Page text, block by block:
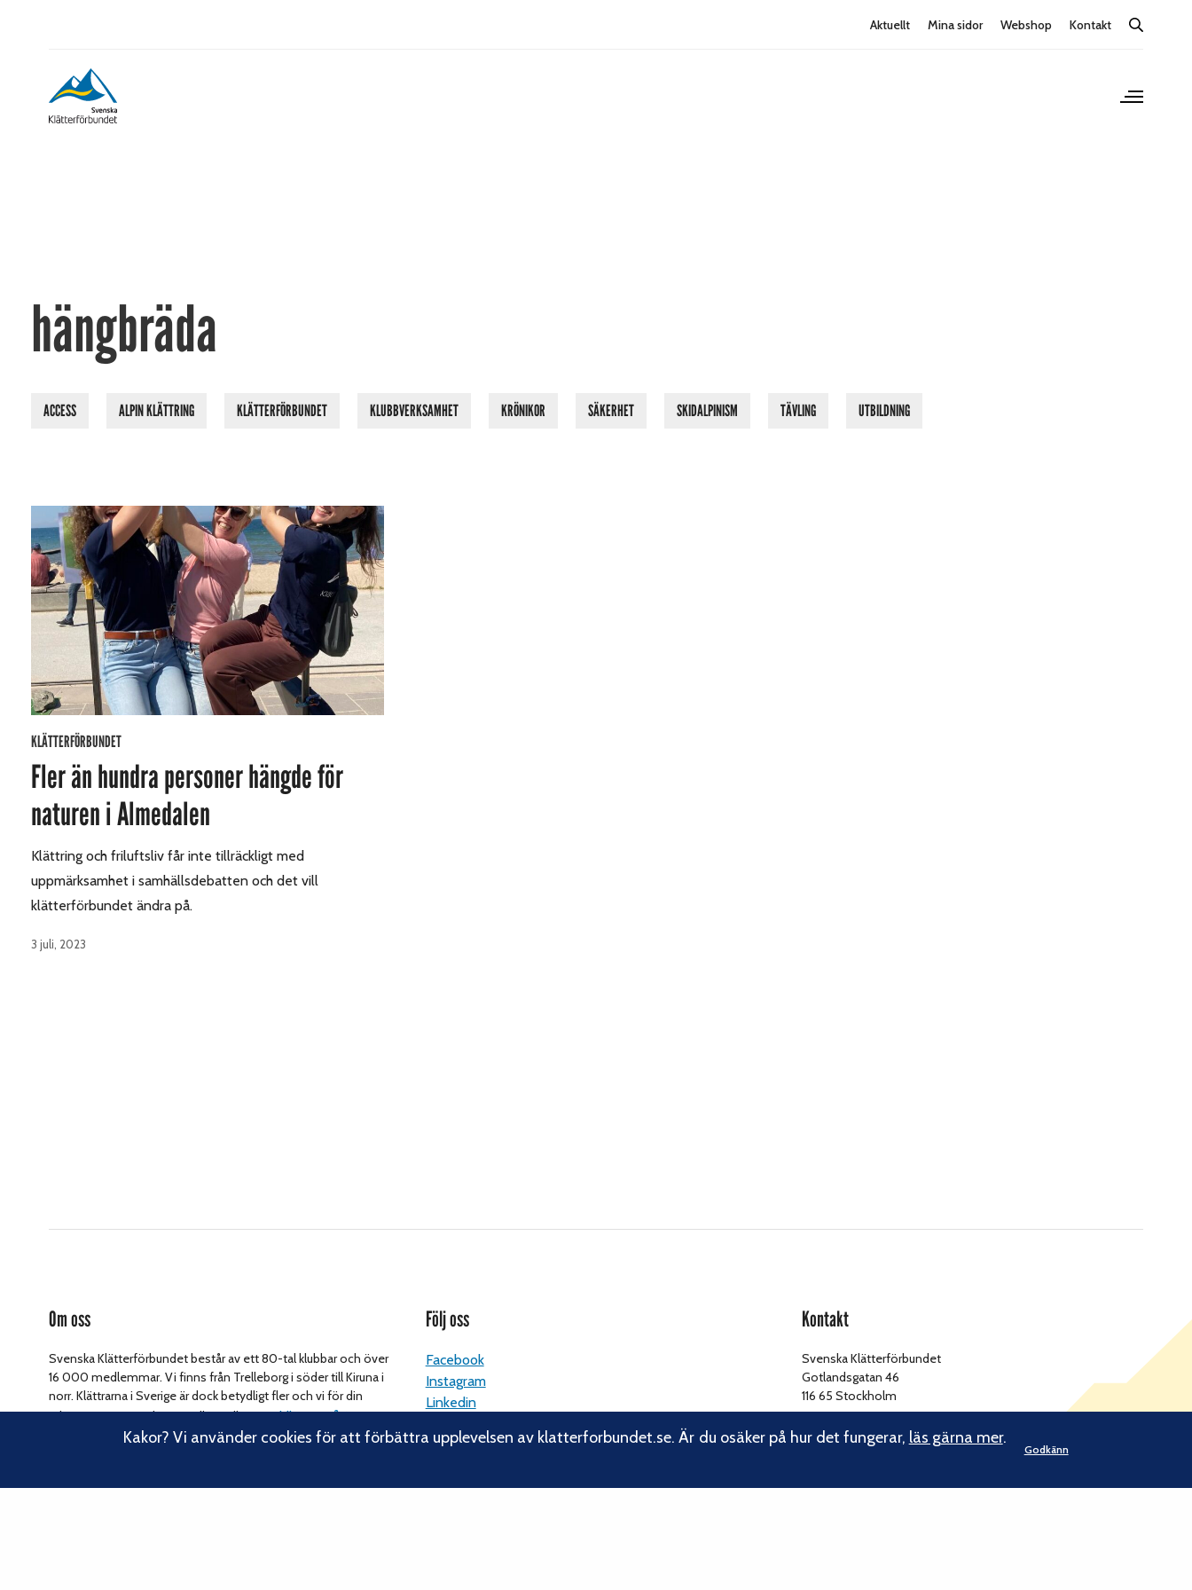
Aktuellt Mina sidor Webshop Kontakt
hängbräda
ACCESS ALPIN KLÄTTRING KLÄTTERFÖRBUNDET KLUBBVERKSAMHET KRÖNIKOR SÄKERHET SKIDALPINISM TÄVLING UTBILDNING
KLÄTTERFÖRBUNDET
Fler än hundra personer hängde för
naturen i Almedalen
Klättring och friluftsliv får inte tillräckligt med
uppmärksamhet i samhällsdebatten och det vill
klätterförbundet ändra på.
3 juli, 2023
Om oss
Svenska Klätterförbundet består av ett 80-tal klubbar och över
16 000 medlemmar. Vi finns från Trelleborg i söder till Kiruna i
norr. Klättrarna i Sverige är dock betydligt fler och vi för din
talan, oavsett om du är medlem eller inte.Läs om vårt
hållbarhetsarbete.
Följ oss
Facebook
Instagram
Linkedin
Kontakt
Svenska Klätterförbundet
Gotlandsgatan 46
116 65 Stockholm
E-post: kansliet@klatterforbundet.rf.se
Kakor? Vi använder cookies för att förbättra upplevelsen av klatterforbundet.se. Är du osäker på hur det fungerar, läs gärna mer.
Godkänn